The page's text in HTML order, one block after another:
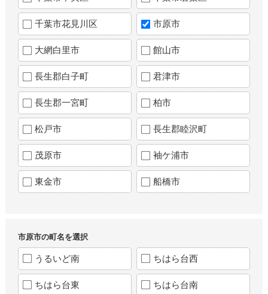
千葉市花見川区 市原市
大網白里市 館山市
長生郡白子町 君津市
長生郡一宮町 柏市
松戸市 長生郡睦沢町
茂原市 袖ケ浦市
東金市 船橋市
市原市の町名を選択
うるいど南 ちはら台西
ちはら台東 ちはら台南